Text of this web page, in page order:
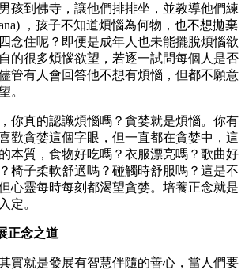
孩到佛寺，讓他們排排坐，並教導他們練
，孩子不知道煩惱為何物，也不想拋棄
念住呢？即便是成年人也未能擺脫煩惱欲
的很多煩惱欲望，若逐一試問每個人是否
管有人會回答他不想有煩惱，但都不願意
。
你真的認識煩惱嗎？貪婪就是煩惱。你有
歡貪婪這個字眼，但一直都在貪婪中，這
本質，食物好吃嗎？衣服漂亮嗎？歌曲好
椅子柔軟舒適嗎？碰觸時舒服嗎？這是不
心靈每時每刻都渴望貪婪。培養正念就是
定。
正念之道
實就是發展有智慧伴隨的善心，當人們要